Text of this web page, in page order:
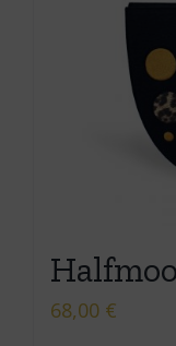
68,00 €